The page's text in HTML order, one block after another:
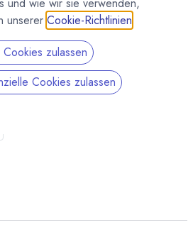
Schokoladenmanufaktur hat die
Pralinentheke findet ihr
. In den Regalen stehen
unserer Cookie-Richtlinien
zulassen
Cookies zulassen